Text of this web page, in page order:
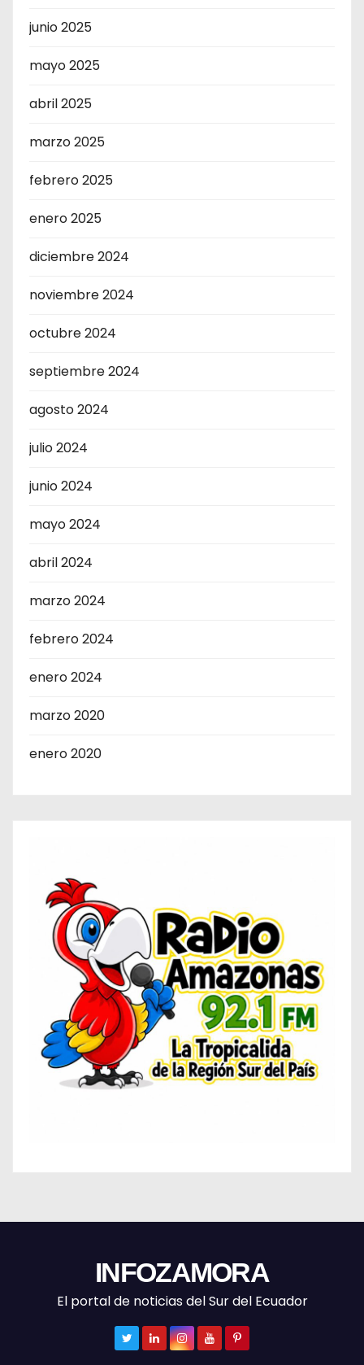
junio 2025
mayo 2025
abril 2025
marzo 2025
febrero 2025
enero 2025
diciembre 2024
noviembre 2024
octubre 2024
septiembre 2024
agosto 2024
julio 2024
junio 2024
mayo 2024
abril 2024
marzo 2024
febrero 2024
enero 2024
marzo 2020
enero 2020
INFOZAMORA
El portal de noticias del Sur del Ecuador